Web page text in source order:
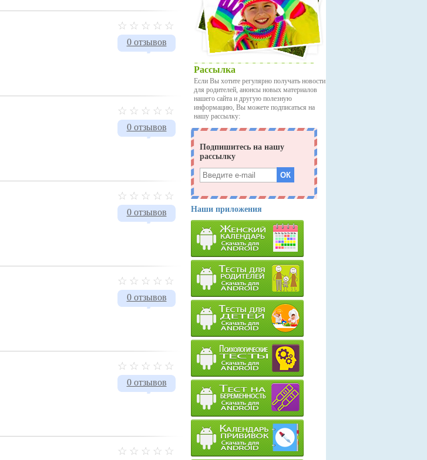
Рассылка
Если Вы хотите регулярно получать новости
для родителей, анонсы новых материалов
нашего сайта и другую полезную
информацию, Вы можете подписаться на
нашу рассылку:
Наши приложения
0 отзывов
0 отзывов
0 отзывов
0 отзывов
0 отзывов